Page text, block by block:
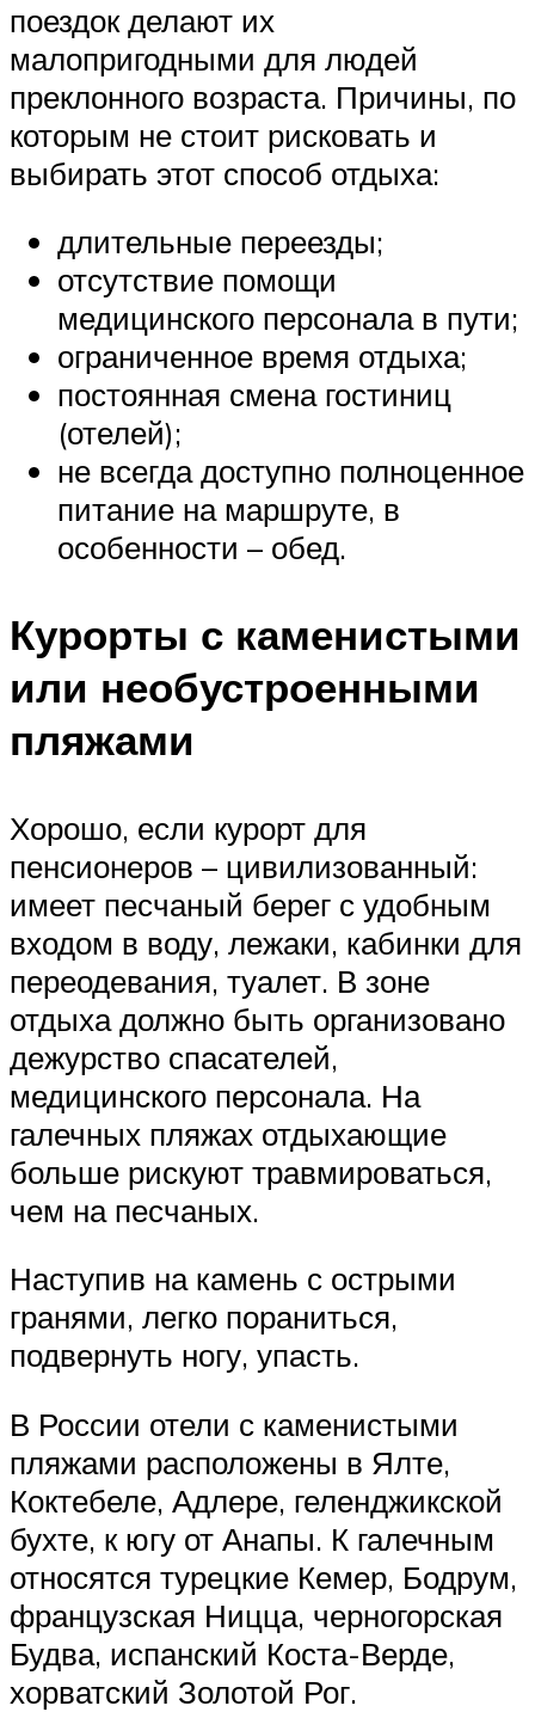
поездок делают их
малопригодными для людей
преклонного возраста. Причины, по
которым не стоит рисковать и
выбирать этот способ отдыха:
длительные переезды;
отсутствие помощи
медицинского персонала в пути;
ограниченное время отдыха;
постоянная смена гостиниц
(отелей);
не всегда доступно полноценное
питание на маршруте, в
особенности – обед.
Курорты с каменистыми
или необустроенными
пляжами
Хорошо, если курорт для
пенсионеров – цивилизованный:
имеет песчаный берег с удобным
входом в воду, лежаки, кабинки для
переодевания, туалет. В зоне
отдыха должно быть организовано
дежурство спасателей,
медицинского персонала. На
галечных пляжах отдыхающие
больше рискуют травмироваться,
чем на песчаных.
Наступив на камень с острыми
гранями, легко пораниться,
подвернуть ногу, упасть.
В России отели с каменистыми
пляжами расположены в Ялте,
Коктебеле, Адлере, геленджикской
бухте, к югу от Анапы. К галечным
относятся турецкие Кемер, Бодрум,
французская Ницца, черногорская
Будва, испанский Коста-Верде,
хорватский Золотой Рог.